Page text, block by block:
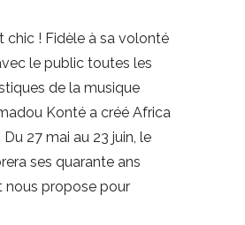
chic ! Fidèle à sa volonté
le public toutes les
de la musique
Konté a créé Africa
Du 27 mai au 23 juin, le
ses quarante ans
nous propose pour